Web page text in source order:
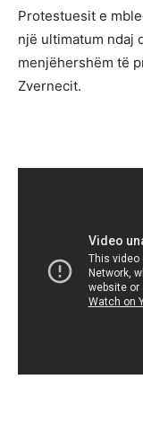
Protestuesit e
një ultimatum ndaj
menjëhershëm të
Zvernecit.